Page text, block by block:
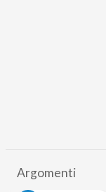
Argomenti